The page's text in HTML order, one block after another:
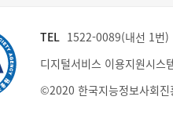
TEL 1522-0089(내선 1번
디지털서비스 이용지원시스
©2020 한국지능정보사회진